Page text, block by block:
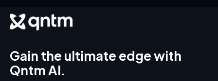
Gain the ultimate edge with
Qntm AI.